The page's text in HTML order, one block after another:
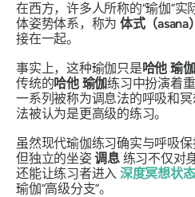
在西方，许多人所称的“瑜伽”
体姿势体系，称为 体式（asana
接在一起。
事实上，这种瑜伽只是哈他 瑜伽
传统的哈他瑜伽练习中扮演着
一系列被称为调息法的呼吸和
法被认为是更高级的练习。
虽然现代瑜伽练习确实与呼吸保
但独立的坐姿调息 练习不仅对
还能让练习者进入 深度冥想状态
瑜伽“高级分支”。